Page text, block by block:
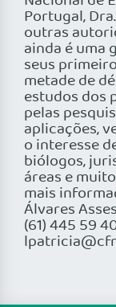
Portugal,
outras
ainda é uma
seus
metade de
estudos dos
pelas
aplicações,
o interesse
biólogos,
áreas e
mais
Álvares
(61) 445 59